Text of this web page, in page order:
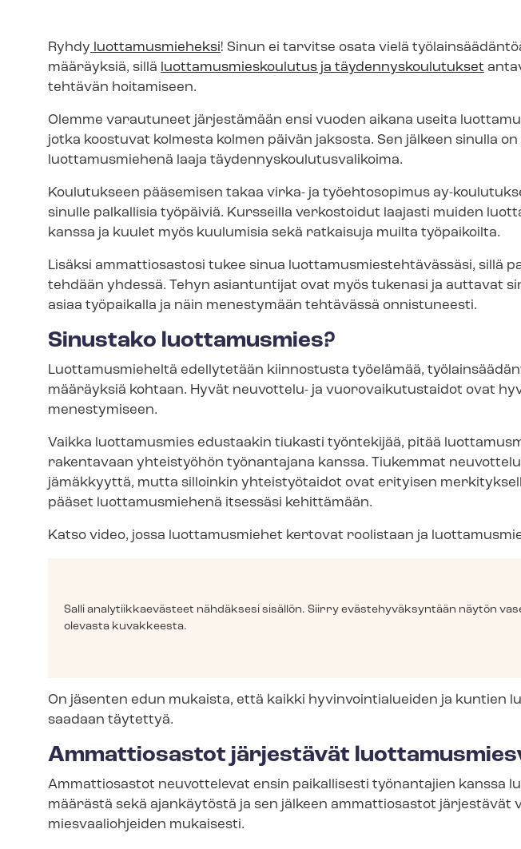
Ryhdy luottamusmieheksi! Sinun ei tarvitse osata vielä
määräyksiä, sillä luot­ta­mus­mies­kou­lu­tus ja täy­den­nys­kou­lu­tuk­set
tehtävän hoitamiseen.
Olemme varautuneet järjestämään ensi vuoden aikana useita
jotka koostuvat kolmesta kolmen päivän jaksosta. Sen jälkeen sinulla
luottamusmiehenä laaja täy­den­nys­kou­lu­tus­va­li­koi­ma.
Koulutukseen pääsemisen takaa virka- ja työehtosopimus ay-
sinulle palkallisia työpäiviä. Kursseilla verkostoidut laajasti muiden
kanssa ja kuulet myös kuulumisia sekä ratkaisuja muilta työpaikoilta.
Lisäksi ammattiosastosi tukee sinua luot­ta­mus­mies­teh­tä­väs­sä­si, sillä
tehdään yhdessä. Tehyn asiantuntijat ovat myös tukenasi ja auttavat
asiaa työpaikalla ja näin menestymään tehtävässä onnistuneesti.
Sinustako luottamusmies?
Luottamusmieheltä edellytetään kiinnostusta työelämää,
mää­räyk­siä kohtaan. Hyvät neuvottelu- ja vuo­ro­vai­ku­tus­tai­dot ovat
menestymiseen.
Vaikka luottamusmies edustaakin tiukasti työntekijää, pitää
rakentavaan yhteistyöhön työnantajana kanssa. Tiukemmat
jämäkkyyttä, mutta silloinkin yhteistyötaidot ovat erityisen
pääset luottamusmiehenä itsessäsi kehittämään.
Katso video, jossa luottamusmiehet kertovat roolistaan ja
Salli ana­ly­tiik­kae­väs­teet nähdäksesi sisällön. Siirry eväs­te­hy­väk­syn­tään näytön
olevasta kuvakkeesta.
On jäsenten edun mukaista, että kaikki hy­vin­voin­tia­luei­den ja kuntien
saadaan täytettyä.
Ammattiosastot järjestävät
Ammattiosastot neuvottelevat ensin paikallisesti työnantajien kanssa
määrästä sekä ajankäytöstä ja sen jälkeen ammattiosastot järjestävät
mies­vaa­lioh­jei­den mukaisesti.